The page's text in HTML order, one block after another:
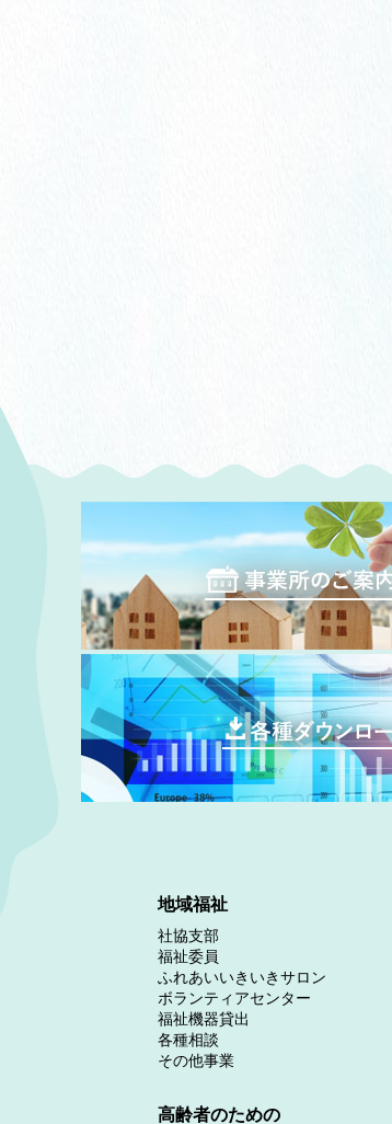
地域福祉
社協支部
福祉委員
ふれあいいきいきサロン
ボランティアセンター
福祉機器貸出
各種相談
その他事業
高齢者のための